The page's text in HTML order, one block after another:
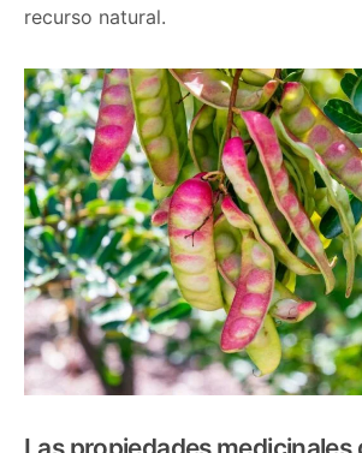
recurso natural.